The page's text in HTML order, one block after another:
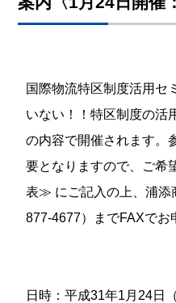
国際物流特区制度活用セ
いない！！特区制度の活
の内容で開催されます。
要となりますので、ご希
表≫ にご記入の上、浦添
877-4677）までFAXでお
日時：平成31年1月24日